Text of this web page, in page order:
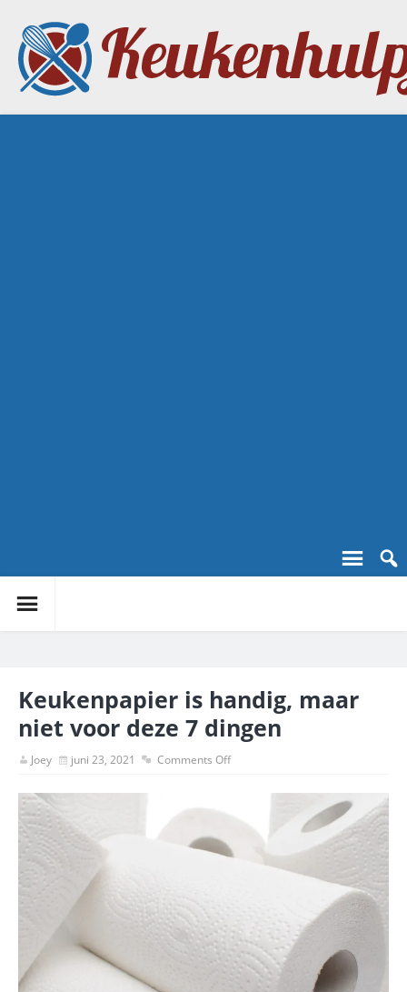
Keukenpapier is handig, maar
niet voor deze 7 dingen
Joey juni 23, 2021 Comments Off